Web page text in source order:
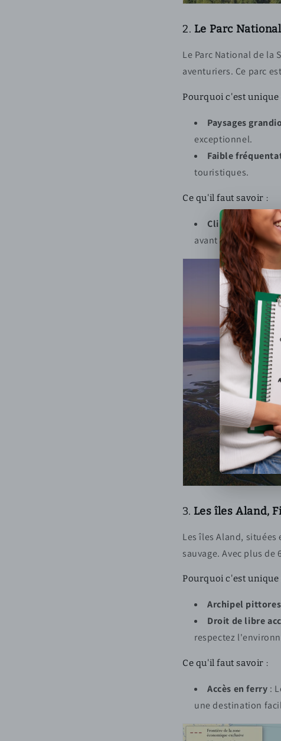
2. Le Parc
Le Parc National de la
aventuriers. Ce parc
Pourquoi c'est unique
Paysages
exceptionnel.
Faible
touristiques.
Ce qu'il faut savoir :
Climat rigoureux
avant de partir.
3. Les îles Aland,
Les îles Aland,
sauvage. Avec plus
Pourquoi c'est unique
Archipel
Droit de libre
respectez
Ce qu'il faut savoir :
Accès en ferry :
une destination